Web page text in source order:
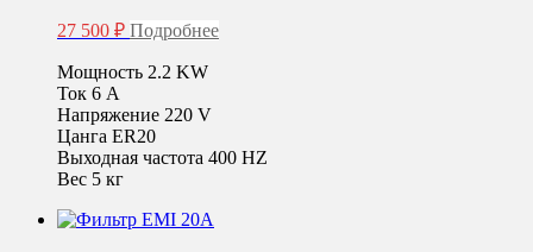
27 500 ₽ Подробнее
Мощность 2.2 KW
Ток 6 А
Напряжение 220 V
Цанга ER20
Выходная частота 400 HZ
Вес 5 кг